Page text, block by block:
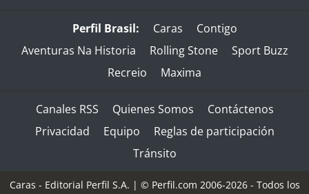
Perfil Brasil: Caras
Contigo
Aventuras Na Historia
Rolling Stone
Sport Buzz
Recreio
Maxima
Canales RSS Quienes Somos
Contáctenos
Privacidad
Equipo
Reglas de participación
Tránsito
Caras - Editorial Perfil S.A. | © Perfil.com 2006-2026 - Todos los